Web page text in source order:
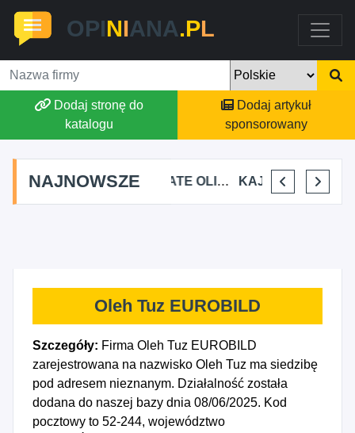
OPINIANA.PL
Dodaj stronę do
katalogu
Dodaj artykuł
sponsorowany
NAJNOWSZE
ALEKSANDRA BAKA KAJU BUS JUSTYNA JASTRZĘBSKA
Oleh Tuz EUROBILD
Szczegóły: Firma Oleh Tuz EUROBILD
zarejestrowana na nazwisko Oleh Tuz ma siedzibę
pod adresem nieznanym. Działalność została
dodana do naszej bazy dnia 08/06/2025. Kod
pocztowy to 52-244, województwo